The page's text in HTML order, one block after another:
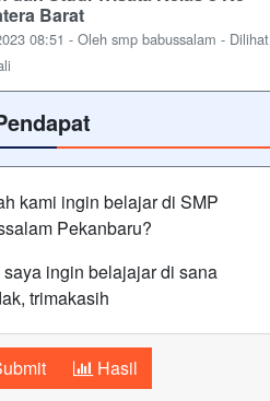
Barat
08:51 - Oleh smp babussalam - Dilihat
kami ingin belajar di SMP
Pekanbaru?
saya ingin belajajar di sana
trimakasih
Hasil